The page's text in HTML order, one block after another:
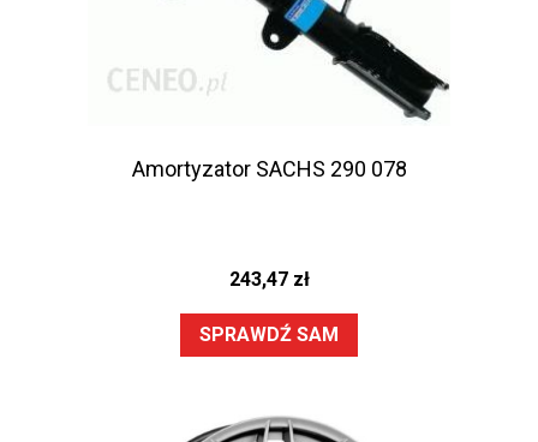
Amortyzator SACHS 290 078
243,47 zł
SPRAWDŹ SAM